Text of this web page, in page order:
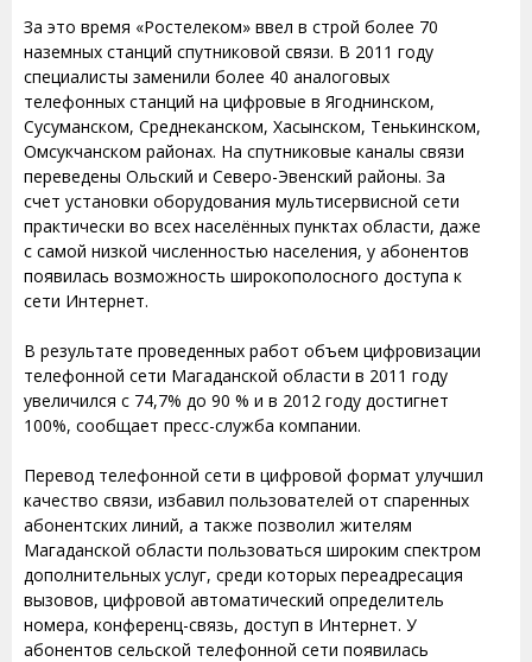
За это время «Ростелеком» ввел в строй более 70
наземных станций спутниковой связи. В 2011 году
специалисты заменили более 40 аналоговых
телефонных станций на цифровые в Ягоднинском,
Сусуманском, Среднеканском, Хасынском, Тенькинском,
Омсукчанском районах. На спутниковые каналы связи
переведены Ольский и Северо-Эвенский районы. За
счет установки оборудования мультисервисной сети
практически во всех населённых пунктах области, даже
с самой низкой численностью населения, у абонентов
появилась возможность широкополосного доступа к
сети Интернет.
В результате проведенных работ объем цифровизации
телефонной сети Магаданской области в 2011 году
увеличился с 74,7% до 90 % и в 2012 году достигнет
100%, сообщает пресс-служба компании.
Перевод телефонной сети в цифровой формат улучшил
качество связи, избавил пользователей от спаренных
абонентских линий, а также позволил жителям
Магаданской области пользоваться широким спектром
дополнительных услуг, среди которых переадресация
вызовов, цифровой автоматический определитель
номера, конференц-связь, доступ в Интернет. У
абонентов сельской телефонной сети появилась